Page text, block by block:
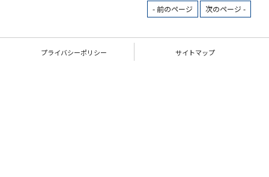
- 前のページ 次のページ -
プライバシーポリシー サイトマップ